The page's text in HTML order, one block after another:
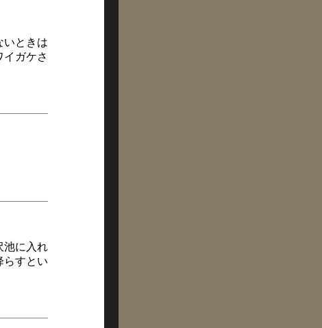
いときは
ガケさ
池に入れ
らすとい